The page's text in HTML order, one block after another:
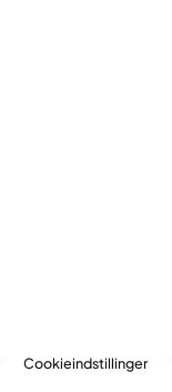
Cookieindstillinger